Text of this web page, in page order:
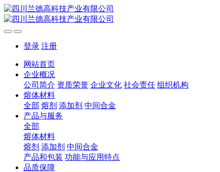
登录 注册
网站首页
企业概况
公司简介 资质荣誉 企业文化 社会责任 组织机构
熔体材料
全部 熔剂 添加剂 中间合金
产品与服务
全部
熔体材料
熔剂 添加剂 中间合金
产品和包装 功能与应用特点
品质保障